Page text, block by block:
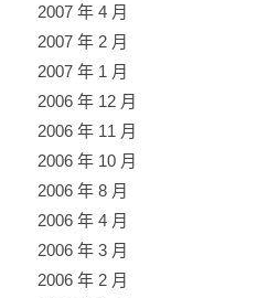
2007 年 4 月
2007 年 2 月
2007 年 1 月
2006 年 12 月
2006 年 11 月
2006 年 10 月
2006 年 8 月
2006 年 4 月
2006 年 3 月
2006 年 2 月